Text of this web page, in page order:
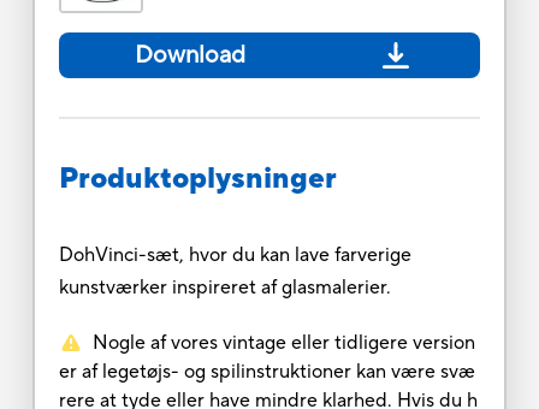
Download
Produktoplysninger
DohVinci-sæt, hvor du kan lave farverige
kunstværker inspireret af glasmalerier.
Nogle af vores vintage eller tidligere version
er af legetøjs- og spilinstruktioner kan være svæ
rere at tyde eller have mindre klarhed. Hvis du h